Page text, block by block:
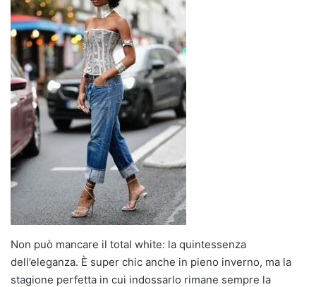
Non può mancare il total white: la quintessenza
dell’eleganza. È super chic anche in pieno inverno, ma la
stagione perfetta in cui indossarlo rimane sempre la